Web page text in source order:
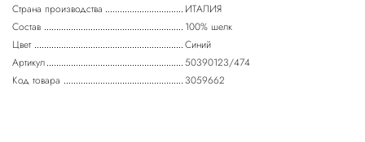
Страна производства
ИТАЛИЯ
Состав
100% шелк
Цвет
Синий
Артикул
50390123/474
Код товара
3059662